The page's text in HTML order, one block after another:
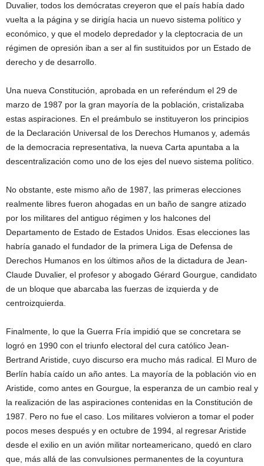
Duvalier, todos los demócratas creyeron que el país había dado
vuelta a la página y se dirigía hacia un nuevo sistema político y
económico, y que el modelo depredador y la cleptocracia de un
régimen de opresión iban a ser al fin sustituidos por un Estado de
derecho y de desarrollo.
Una nueva Constitución, aprobada en un referéndum el 29 de
marzo de 1987 por la gran mayoría de la población, cristalizaba
estas aspiraciones. En el preámbulo se instituyeron los principios
de la Declaración Universal de los Derechos Humanos y, además
de la democracia representativa, la nueva Carta apuntaba a la
descentralización como uno de los ejes del nuevo sistema político.
No obstante, este mismo año de 1987, las primeras elecciones
realmente libres fueron ahogadas en un baño de sangre atizado
por los militares del antiguo régimen y los halcones del
Departamento de Estado de Estados Unidos. Esas elecciones las
habría ganado el fundador de la primera Liga de Defensa de
Derechos Humanos en los últimos años de la dictadura de Jean-
Claude Duvalier, el profesor y abogado Gérard Gourgue, candidato
de un bloque que abarcaba las fuerzas de izquierda y de
centroizquierda.
Finalmente, lo que la Guerra Fría impidió que se concretara se
logró en 1990 con el triunfo electoral del cura católico Jean-
Bertrand Aristide, cuyo discurso era mucho más radical. El Muro de
Berlín había caído un año antes. La mayoría de la población vio en
Aristide, como antes en Gourgue, la esperanza de un cambio real y
la realización de las aspiraciones contenidas en la Constitución de
1987. Pero no fue el caso. Los militares volvieron a tomar el poder
pocos meses después y en octubre de 1994, al regresar Aristide
desde el exilio en un avión militar norteamericano, quedó en claro
que, más allá de las convulsiones permanentes de la coyuntura